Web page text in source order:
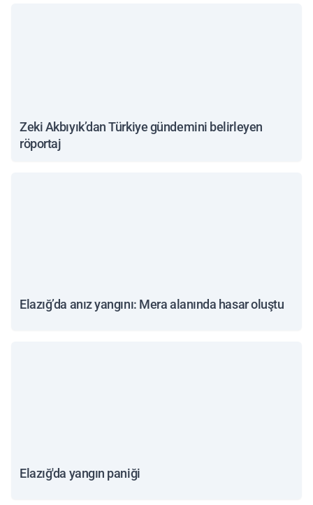
Zeki Akbıyık’dan Türkiye gündemini belirleyen
röportaj
Elazığ’da anız yangını: Mera alanında hasar oluştu
Elazığ'da yangın paniği